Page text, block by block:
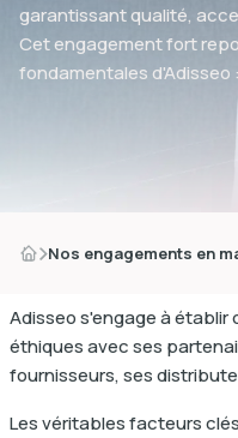
garantissant qualité,
Cet engagement fort
fondamentales d'Adisseo
Nos engagements en
Adisseo s'engage à
éthiques avec ses
fournisseurs, ses
Les véritables facteurs